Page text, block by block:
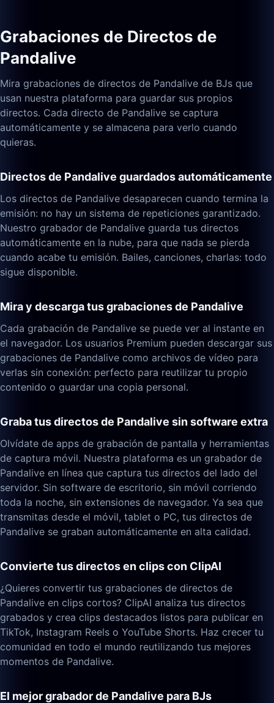
Grabaciones de Directos de
Pandalive
Mira grabaciones de directos de Pandalive de BJs que
usan nuestra plataforma para guardar sus propios
directos. Cada directo de Pandalive se captura
automáticamente y se almacena para verlo cuando
quieras.
Directos de Pandalive guardados automáticamente
Los directos de Pandalive desaparecen cuando termina la
emisión: no hay un sistema de repeticiones garantizado.
Nuestro grabador de Pandalive guarda tus directos
automáticamente en la nube, para que nada se pierda
cuando acabe tu emisión. Bailes, canciones, charlas: todo
sigue disponible.
Mira y descarga tus grabaciones de Pandalive
Cada grabación de Pandalive se puede ver al instante en
el navegador. Los usuarios Premium pueden descargar sus
grabaciones de Pandalive como archivos de vídeo para
verlas sin conexión: perfecto para reutilizar tu propio
contenido o guardar una copia personal.
Graba tus directos de Pandalive sin software extra
Olvídate de apps de grabación de pantalla y herramientas
de captura móvil. Nuestra plataforma es un grabador de
Pandalive en línea que captura tus directos del lado del
servidor. Sin software de escritorio, sin móvil corriendo
toda la noche, sin extensiones de navegador. Ya sea que
transmitas desde el móvil, tablet o PC, tus directos de
Pandalive se graban automáticamente en alta calidad.
Convierte tus directos en clips con ClipAI
¿Quieres convertir tus grabaciones de directos de
Pandalive en clips cortos? ClipAI analiza tus directos
grabados y crea clips destacados listos para publicar en
TikTok, Instagram Reels o YouTube Shorts. Haz crecer tu
comunidad en todo el mundo reutilizando tus mejores
momentos de Pandalive.
El mejor grabador de Pandalive para BJs